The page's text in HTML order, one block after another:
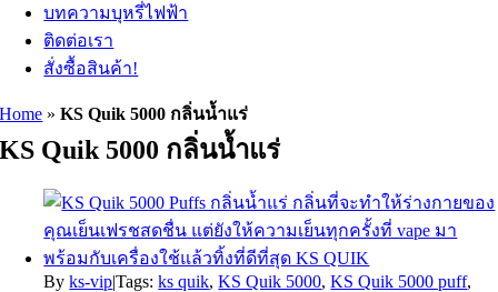
บทความบุหรี่ไฟฟ้า
ติดต่อเรา
สั่งซื้อสินค้า!
Home »KS Quik 5000 กลิ่นน้ำแร่
KS Quik 5000 กลิ่นน้ำแร่
Byks-vip|Tags:ks quik,KS Quik 5000,KS Quik 5000 puff,